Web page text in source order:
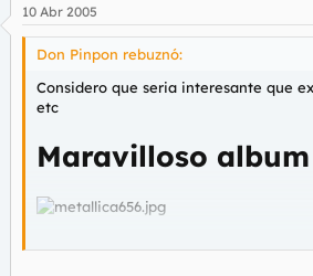
10 Abr 2005
Don Pinpon rebuznó:
Considero que seria interesante que
etc
Maravilloso album
https://s14.yousendit.com/